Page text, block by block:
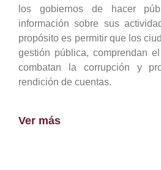
los gobiernos de hacer
información sobre sus
propósito es permitir que los
gestión pública, comprendan
combatan la corrupción y
rendición de cuentas.
Ver más